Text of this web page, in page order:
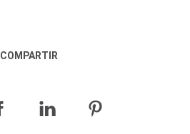
COMPARTIR